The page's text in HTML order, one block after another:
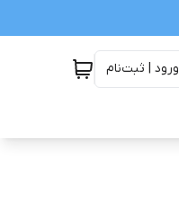
ورود | ثبت‌نام